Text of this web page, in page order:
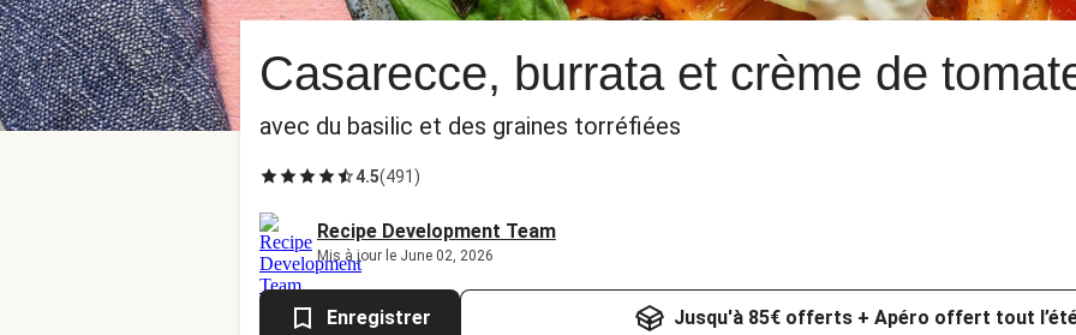
Casarecce, burrata et crème de
avec du basilic et des graines torréfiées
4.5(491 )
Recipe Development Team
Mis à jour le June 02, 2026
Enregistrer Jusqu'à 85€ offerts + Apéro offert tout